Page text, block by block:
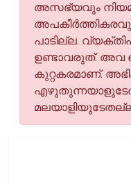
അസഭ്യവും
പാടില്ല.
ഉണ്ടാവരുത്. അവ
കുറ്റകരമാണ്.